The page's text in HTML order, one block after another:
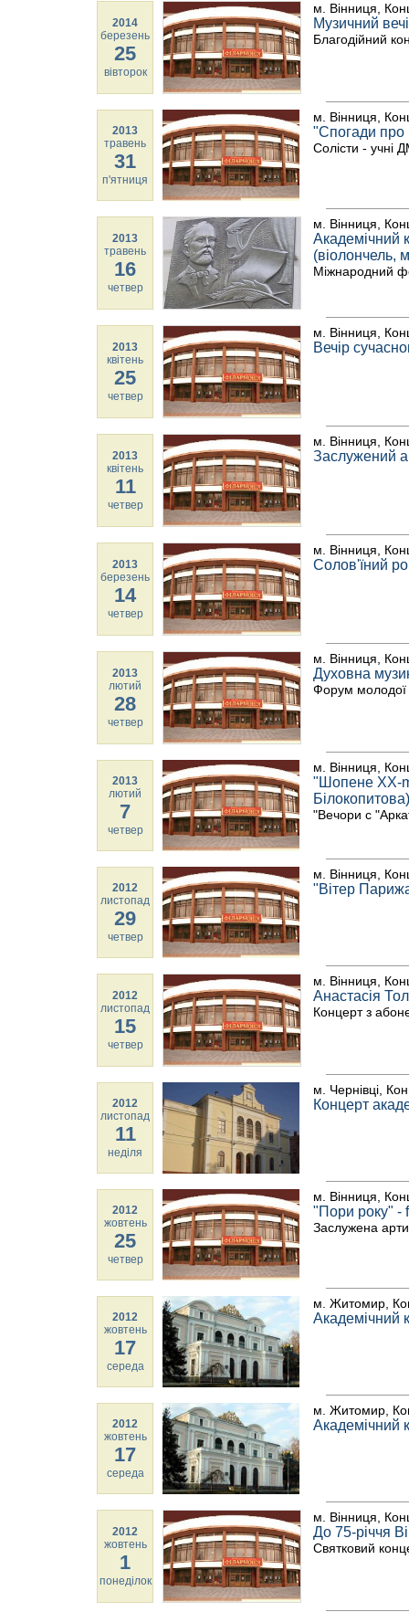
2014
березень
25
вівторок
м. Вінниця,
Музичний
Благодійний
2013
травень
31
п'ятниця
м. Вінниця,
"Спогади про
Солісти - учні
2013
травень
16
четвер
м. Вінниця,
Академічний
(віолончель,
Міжнародний
2013
квітень
25
четвер
м. Вінниця,
Вечір
2013
квітень
11
четвер
м. Вінниця,
Заслужений
2013
березень
14
четвер
м. Вінниця,
Солов'їний
2013
лютий
28
четвер
м. Вінниця,
Духовна
Форум молодої
2013
лютий
7
четвер
м. Вінниця,
"Шопене XX-
Білокопитова)
"Вечори с
2012
листопад
29
четвер
м. Вінниця,
"Вітер
2012
листопад
15
четвер
м. Вінниця,
Анастасія
Концерт з
2012
листопад
11
неділя
м. Чернівці,
Концерт
2012
жовтень
25
четвер
м. Вінниця,
"Пори року" -
Заслужена
2012
жовтень
17
середа
м. Житомир,
Академічний
2012
жовтень
17
середа
м. Житомир,
Академічний
2012
жовтень
1
понеділок
м. Вінниця,
До 75-річчя
Святковий